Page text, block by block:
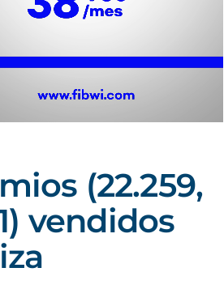
(22.259,
vendidos